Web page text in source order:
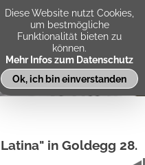
in Goldegg 28.
Diese Website nutzt Cookies,
um bestmögliche
Funktionalität bieten zu
können.
Mehr Infos zum Datenschutz
Ok, ich bin einverstanden